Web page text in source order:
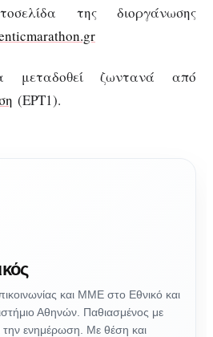
της διοργάνωσης
μεταδοθεί ζωντανά από
(ΕΡΤ1).
και ΜΜΕ στο Εθνικό και
Αθηνών. Παθιασμένος με
την ενημέρωση. Με θέση και